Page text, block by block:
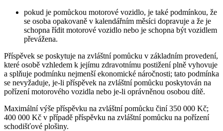
pokud je pomůckou motorové vozidlo, je také podmínkou, že
se osoba opakovaně v kalendářním měsíci dopravuje a že je
schopna řídit motorové vozidlo nebo je schopna být vozidlem
převážena.
Příspěvek se poskytuje na zvláštní pomůcku v základním provedení,
které osobě vzhledem k jejímu zdravotnímu postižení plně vyhovuje
a splňuje podmínku nejmenší ekonomické náročnosti; tato podmínka
se nevyžaduje, je-li příspěvek na zvláštní pomůcku poskytován na
pořízení motorového vozidla nebo je-li oprávněnou osobou dítě.
Maximální výše příspěvku na zvláštní pomůcku činí 350 000 Kč;
400 000 Kč v případě příspěvku na zvláštní pomůcku na pořízení
schodišťové plošiny.